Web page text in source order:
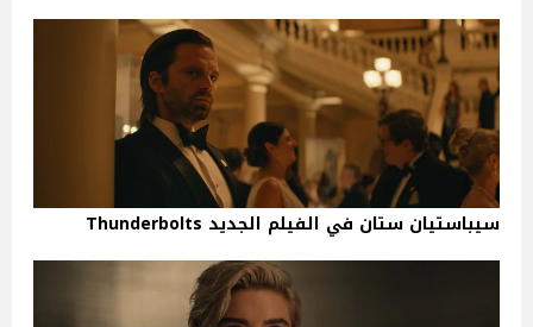
سيباستيان ستان في الفيلم الجديد Thunderbolts